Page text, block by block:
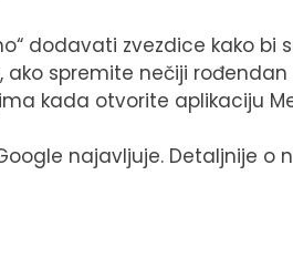
dodavati zvezdice kako bi
ako spremite nečiji
kada otvorite aplikaciju
najavljuje. Detaljnije o